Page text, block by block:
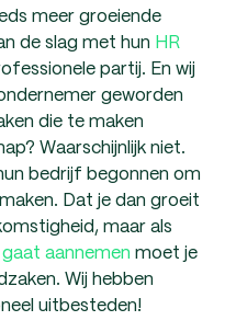
meer groeiende
de slag met hun HR
partij. En wij
geworden
die te maken
Waarschijnlijk niet.
bedrijf begonnen om
Dat je dan groeit
maar als
aannemenmoet je
Wij hebben
uitbesteden!